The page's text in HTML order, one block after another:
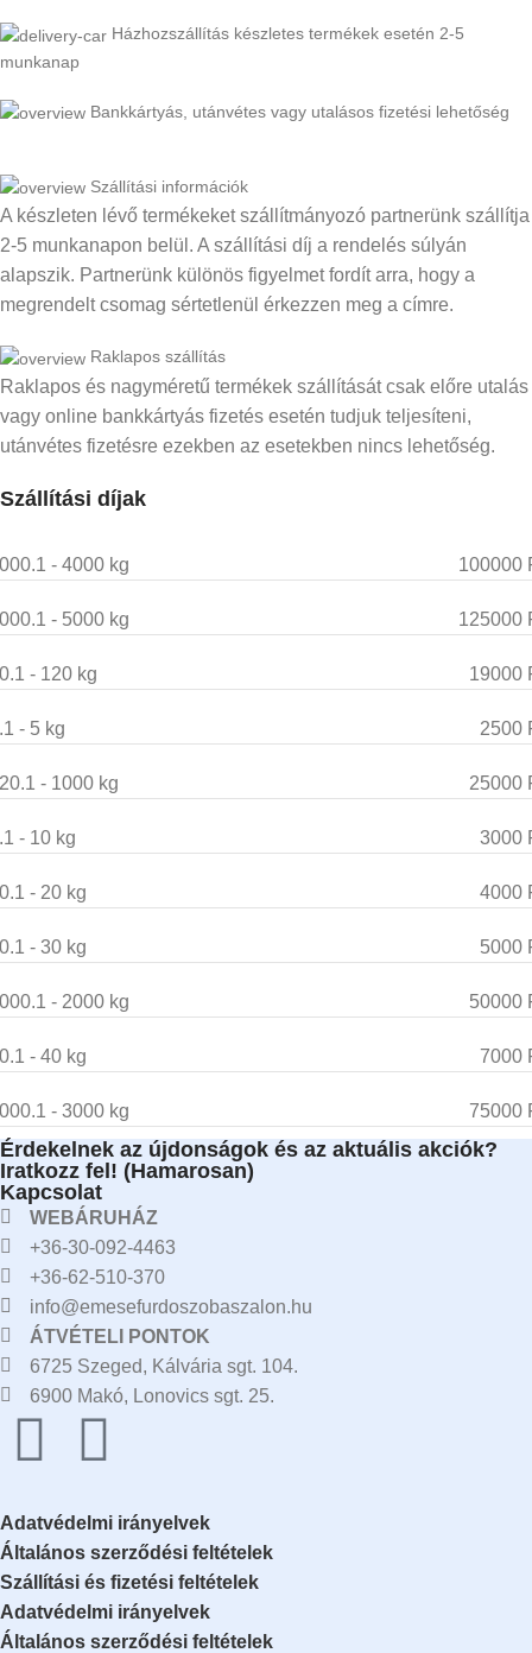
Házhozszállítás készletes termékek esetén 2-5
munkanap
Bankkártyás, utánvétes vagy utalásos fizetési lehetőség
Szállítási információk
A készleten lévő termékeket szállítmányozó partnerünk szállítja
2-5 munkanapon belül. A szállítási díj a rendelés súlyán
alapszik. Partnerünk különös figyelmet fordít arra, hogy a
megrendelt csomag sértetlenül érkezzen meg a címre.
Raklapos szállítás
Raklapos és nagyméretű termékek szállítását csak előre utalás
vagy online bankkártyás fizetés esetén tudjuk teljesíteni,
utánvétes fizetésre ezekben az esetekben nincs lehetőség.
Szállítási díjak
- 4000 kg 100000
- 5000 kg 125000
- 120 kg 19000
- 5 kg 2500
- 1000 kg 25000
- 10 kg 3000
- 20 kg 4000
- 30 kg 5000
- 2000 kg 50000
- 40 kg 7000
- 3000 kg 75000
Érdekelnek az újdonságok és az aktuális akciók?
Iratkozz fel! (Hamarosan)
Kapcsolat
WEBÁRUHÁZ
+36-30-092-4463
+36-62-510-370
info@emesefurdoszobaszalon.hu
ÁTVÉTELI PONTOK
6725 Szeged, Kálvária sgt. 104.​
6900 Makó, Lonovics sgt. 25.
Adatvédelmi irányelvek
Általános szerződési feltételek
Szállítási és fizetési feltételek
Adatvédelmi irányelvek
Általános szerződési feltételek